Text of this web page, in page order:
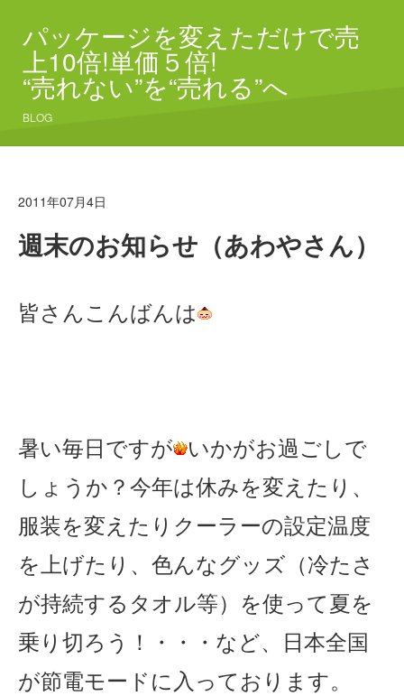
パッケージを変えただけで売
上10倍!単価５倍!
“売れない”を“売れる”へ
BLOG
2011年07月4日
週末のお知らせ（あわやさん）
皆さんこんばんは
暑い毎日ですが いかがお過ごしで
しょうか？今年は休みを変えたり、
服装を変えたりクーラーの設定温度
を上げたり、色んなグッズ（冷たさ
が持続するタオル等）を使って夏を
乗り切ろう！・・・など、日本全国
が節電モードに入っております。